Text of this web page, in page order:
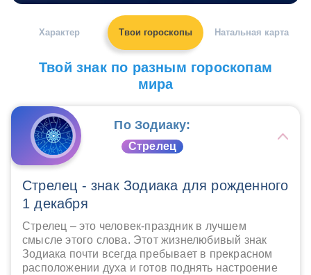
Характер Твои гороскопы Натальная карта
Твой знак по разным гороскопам
мира
По Зодиаку:
Стрелец
Стрелец - знак Зодиака для рожденного
1 декабря
Стрелец – это человек-праздник в лучшем
смысле этого слова. Этот жизнелюбивый знак
Зодиака почти всегда пребывает в прекрасном
расположении духа и готов поднять настроение